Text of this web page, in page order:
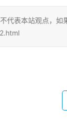
代表本站观点，如